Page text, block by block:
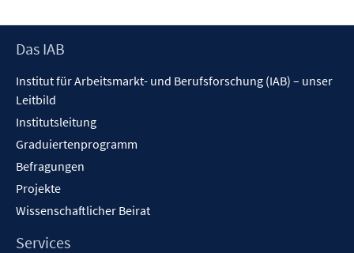
Footer
Das IAB
Institut für Arbeitsmarkt- und Berufsforschung (IAB) – unser
Leitbild
Institutsleitung
Graduiertenprogramm
Befragungen
Projekte
Wissenschaftlicher Beirat
Services